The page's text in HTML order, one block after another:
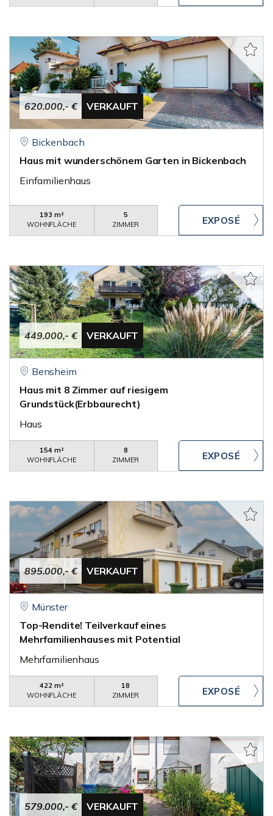
620.000,- € VERKAUFT
Bickenbach
Haus mit wunderschönem Garten in Bickenbach
Einfamilienhaus
193 m²
WOHNFLÄCHE
5
ZIMMER
449.000,- € VERKAUFT
Bensheim
Haus mit 8 Zimmer auf riesigem
Grundstück(Erbbaurecht)
Haus
154 m²
WOHNFLÄCHE
8
ZIMMER
895.000,- € VERKAUFT
Münster
Top-Rendite! Teilverkauf eines
Mehrfamilienhauses mit Potential
Mehrfamilienhaus
422 m²
WOHNFLÄCHE
18
ZIMMER
579.000,- € VERKAUFT